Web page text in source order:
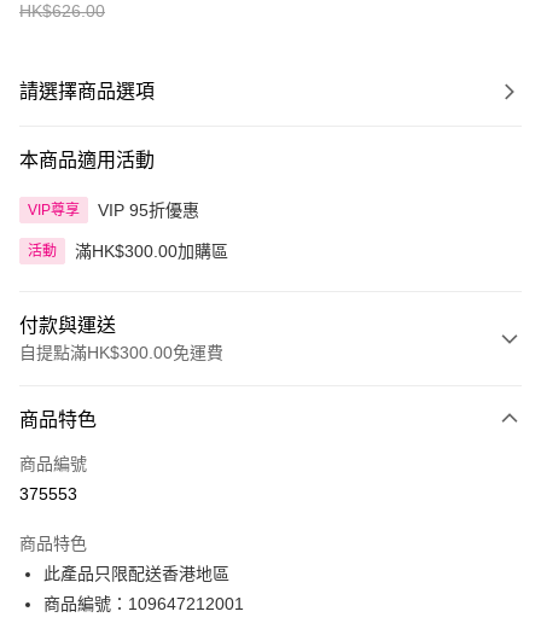
HK$626.00
請選擇商品選項
本商品適用活動
VIP尊享 VIP 95折優惠
活動 滿HK$300.00加購區
付款與運送
自提點滿HK$300.00免運費
信用卡
Apple Pay
PayMe
WeChat Pay
商品特色
商品編號
375553
商品特色
此產品只限配送香港地區
商品編號：109647212001